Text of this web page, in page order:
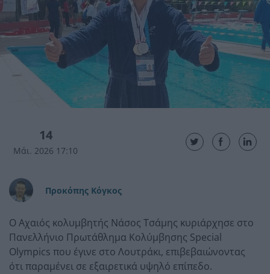
14
Μάι. 2026 17:10
Προκόπης Κόγκος
Ο Αχαιός κολυμβητής Νάσος Τσάμης κυριάρχησε στο
Πανελλήνιο Πρωτάθλημα Κολύμβησης Special
Olympics που έγινε στο Λουτράκι, επιβεβαιώνοντας
ότι παραμένει σε εξαιρετικά υψηλό επίπεδο.